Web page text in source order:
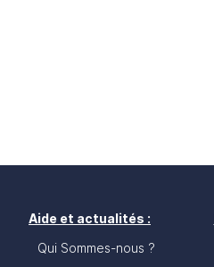
Aide et actualités :
Qui Sommes-nous ?